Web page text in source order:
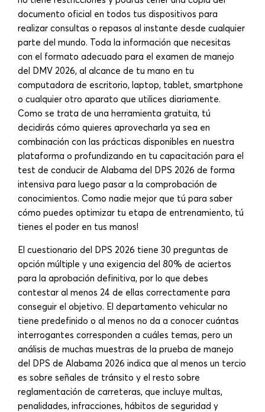
documento oficial en todos tus dispositivos para
realizar consultas o repasos al instante desde cualquier
parte del mundo. Toda la información que necesitas
con el formato adecuado para el examen de manejo
del DMV 2026, al alcance de tu mano en tu
computadora de escritorio, laptop, tablet, smartphone
o cualquier otro aparato que utilices diariamente.
Como se trata de una herramienta gratuita, tú
decidirás cómo quieres aprovecharla ya sea en
combinación con las prácticas disponibles en nuestra
plataforma o profundizando en tu capacitación para el
test de conducir de Alabama del DPS 2026 de forma
intensiva para luego pasar a la comprobación de
conocimientos. Como nadie mejor que tú para saber
cómo puedes optimizar tu etapa de entrenamiento, tú
tienes el poder en tus manos!
El cuestionario del DPS 2026 tiene 30 preguntas de
opción múltiple y una exigencia del 80% de aciertos
para la aprobación definitiva, por lo que debes
contestar al menos 24 de ellas correctamente para
conseguir el objetivo. El departamento vehicular no
tiene predefinido o al menos no da a conocer cuántas
interrogantes corresponden a cuáles temas, pero un
análisis de muchas muestras de la prueba de manejo
del DPS de Alabama 2026 indica que al menos un tercio
es sobre señales de tránsito y el resto sobre
reglamentación de carreteras, que incluye multas,
penalidades, infracciones, hábitos de seguridad y